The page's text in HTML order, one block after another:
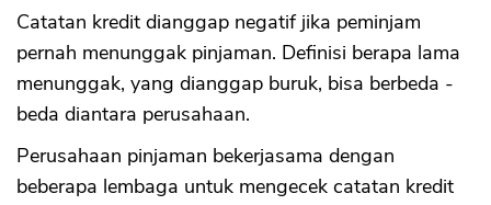
Catatan kredit dianggap negatif jika peminjam
pernah menunggak pinjaman. Definisi berapa lama
menunggak, yang dianggap buruk, bisa berbeda -
beda diantara perusahaan.
Perusahaan pinjaman bekerjasama dengan
beberapa lembaga untuk mengecek catatan kredit